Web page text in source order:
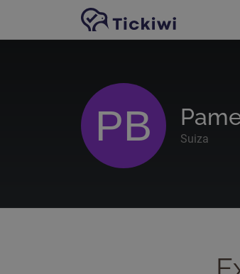
Ir al contenido principal
PB Suiza